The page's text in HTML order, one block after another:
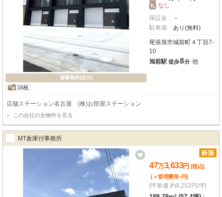
貸事務所(区分)
16枚
礼 なし
保証金
－
駐車場
あり(無料)
尾張旭市城前町４丁目7-
10
旭前駅 徒歩8分 他
店舗ステーション名古屋 (株)お部屋ステーション
この会社の全物件を見る
MT倉庫付事務所
47万3,633円 [税込]
(＋管理費等-円)
[坪単価 約8,252円/坪]